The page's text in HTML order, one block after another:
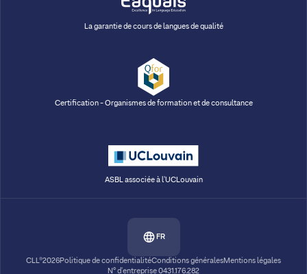
La garantie de cours de langues de qualité
Certification - Organismes de formation et de consultance
ASBL associée à l'UCLouvain
FR
CLL®2026Politique de confidentialitéConditions générales Mentions légales
N° d'entreprise 0431.176.282